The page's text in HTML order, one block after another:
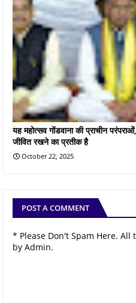
यह महोत्सव गोंडवाना की प्राचीन
जीवित रखने का प्रतीक है
October 22, 2025
POST A COMMENT
* Please Don't Spam Here. All
by Admin.